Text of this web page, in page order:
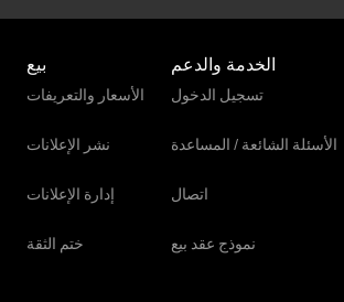
بيع
الأسعار والتعريفات
نشر الإعلانات
إدارة الإعلانات
ختم الثقة
الخدمة والدعم
تسجيل الدخول
الأسئلة الشائعة / المساعدة
اتصال
نموذج عقد بيع